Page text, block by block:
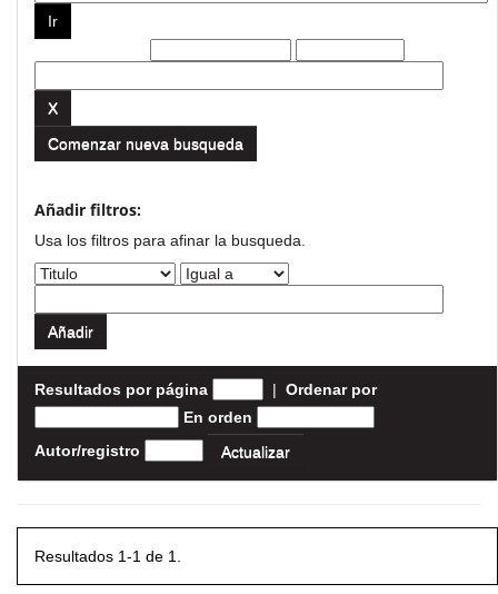
Comenzar nueva busqueda
Añadir filtros:
Usa los filtros para afinar la busqueda.
Resultados por página | Ordenar por
En orden
Autor/registro
Resultados 1-1 de 1.